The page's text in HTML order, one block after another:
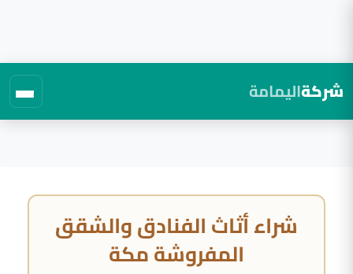
شركةاليمامة
شراء أثاث الفنادق والشقق
المفروشة مكة